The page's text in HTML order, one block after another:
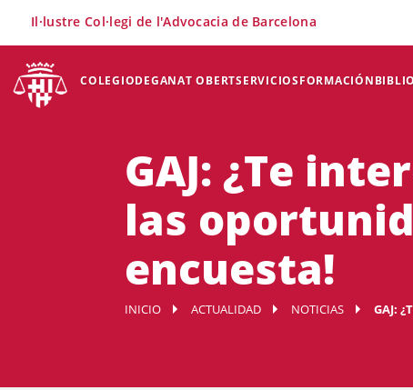
COLEGIODEGANAT OBERTSERVICIOSFORMACIÓN
Il·lustre Col·legi de l'Advocacia de Barcelona
GAJ: ¿Te
las
encuesta!
INICIO ACTUALIDAD NOTICIAS GAJ: